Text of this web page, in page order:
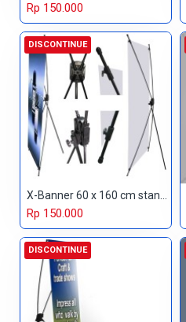
Rp 150.000
DISCONTINUE
Rp 150.000
DISCONTINUE